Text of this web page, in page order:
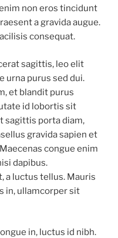
non eros tincidunt
a gravida augue.
consequat.
sagittis, leo elit
urna purus sed dui.
et blandit purus
id lobortis sit
sagittis porta diam,
gravida sapien et
congue enim
dapibus.
a luctus tellus. Mauris
in, ullamcorper sit
in, luctus id nibh.